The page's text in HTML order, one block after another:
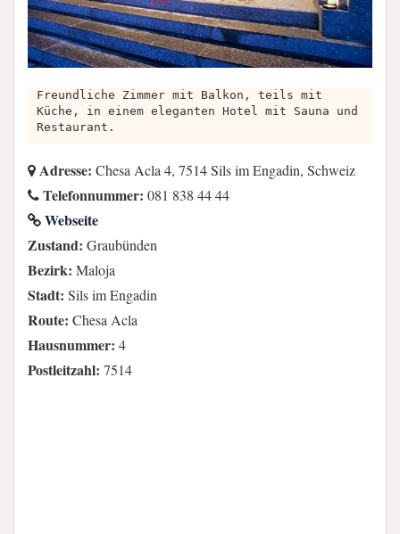
Freundliche Zimmer mit Balkon, teils mit
Küche, in einem eleganten Hotel mit Sauna und
Restaurant.
Adresse: Chesa Acla 4, 7514 Sils im Engadin, Schweiz
Telefonnummer: 081 838 44 44
Webseite
Zustand: Graubünden
Bezirk: Maloja
Stadt: Sils im Engadin
Route: Chesa Acla
Hausnummer: 4
Postleitzahl: 7514